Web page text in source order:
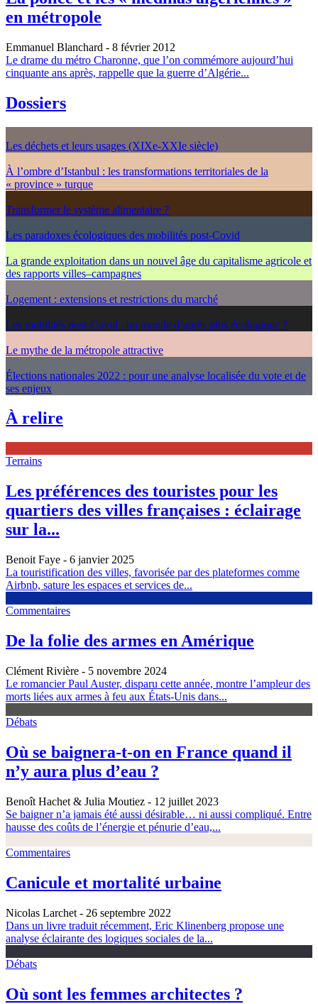
en métropole
Emmanuel Blanchard - 8 février 2012
Le drame du métro Charonne, que l’on commémore aujourd’hui
cinquante ans après, rappelle que la guerre d’Algérie...
Dossiers
Les déchets et leurs usages (XIXe-XXIe siècle)
À l’ombre d’Istanbul : les transformations territoriales de la
« province » turque
Transformer le système alimentaire ?
Les paradoxes écologiques des mobilités post-Covid
La grande exploitation dans un nouvel âge du capitalisme agricole et
des rapports villes–campagnes
Logement : extensions et restrictions du marché
Les mobilités post-Covid : un monde d’après plus écologique ?
Le mythe de la métropole attractive
Élections nationales 2022 : pour une analyse localisée du vote et de
ses enjeux
À relire
Terrains
Les préférences des touristes pour les
quartiers des villes françaises : éclairage
sur la...
Benoit Faye - 6 janvier 2025
La touristification des villes, favorisée par des plateformes comme
Airbnb, sature les espaces et services de...
Commentaires
De la folie des armes en Amérique
Clément Rivière - 5 novembre 2024
Le romancier Paul Auster, disparu cette année, montre l’ampleur des
morts liées aux armes à feu aux États-Unis dans...
Débats
Où se baignera-t-on en France quand il
n’y aura plus d’eau ?
Benoît Hachet & Julia Moutiez - 12 juillet 2023
Se baigner n’a jamais été aussi désirable… ni aussi compliqué. Entre
hausse des coûts de l’énergie et pénurie d’eau,...
Commentaires
Canicule et mortalité urbaine
Nicolas Larchet - 26 septembre 2022
Dans un livre traduit récemment, Eric Klinenberg propose une
analyse éclairante des logiques sociales de la...
Débats
Où sont les femmes architectes ?